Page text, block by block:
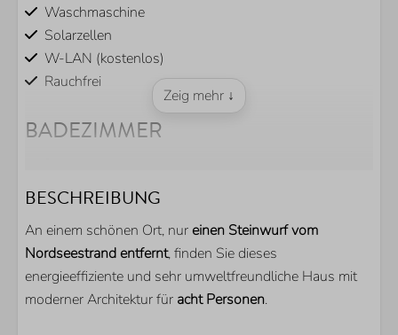
Waschmaschine
Solarzellen
W-LAN (kostenlos)
Rauchfrei
BADEZIMMER
Badewanne
Waschbecken
Doppelwaschbecken
Gästetoilette
Zeig mehr ↓
BESCHREIBUNG
An einem schönen Ort, nur einen Steinwurf vom
Nordseestrand entfernt, finden Sie dieses
energieeffiziente und sehr umweltfreundliche Haus mit
moderner Architektur für acht Personen.